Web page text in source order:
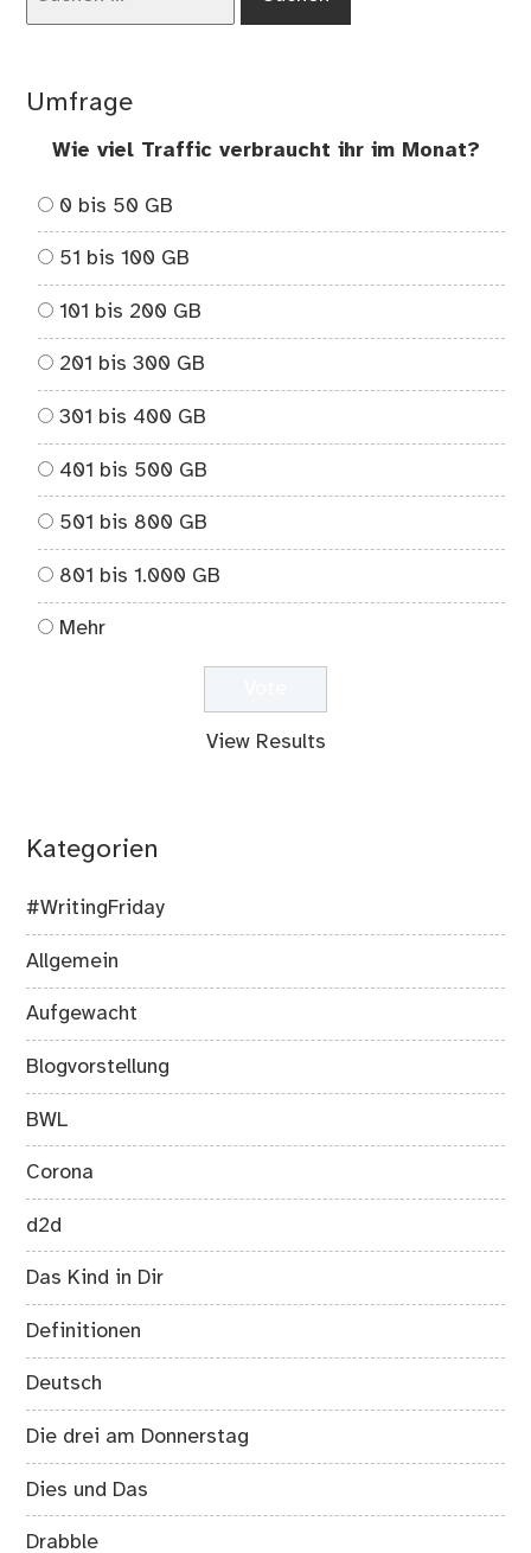
Suchen
0 bis 50 GB
51 bis 100 GB
101 bis 200 GB
201 bis 300 GB
301 bis 400 GB
401 bis 500 GB
501 bis 800 GB
801 bis 1.000 GB
#WritingFriday
Allgemein
Aufgewacht
Blogvorstellung
BWL
Corona
d2d
Das Kind in Dir
Definitionen
Deutsch
Die drei am Donnerstag
Dies und Das